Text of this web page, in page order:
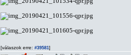
[válaszok erre: #39581]